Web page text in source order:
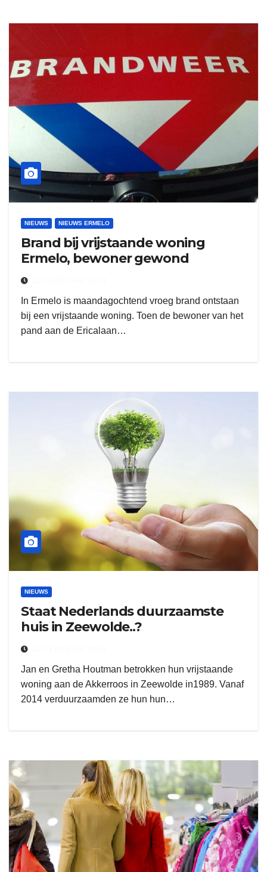
NIEUWS NIEUWS ERMELO
Brand bij vrijstaande woning
Ermelo, bewoner gewond
In Ermelo is maandagochtend vroeg brand ontstaan
bij een vrijstaande woning. Toen de bewoner van het
pand aan de Ericalaan…
NIEUWS
Staat Nederlands duurzaamste
huis in Zeewolde..?
Jan en Gretha Houtman betrokken hun vrijstaande
woning aan de Akkerroos in Zeewolde in1989. Vanaf
2014 verduurzaamden ze hun hun…